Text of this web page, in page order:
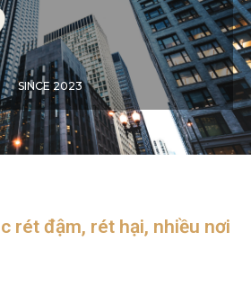
SINCE 2023
rét đậm, rét hại, nhiều nơi